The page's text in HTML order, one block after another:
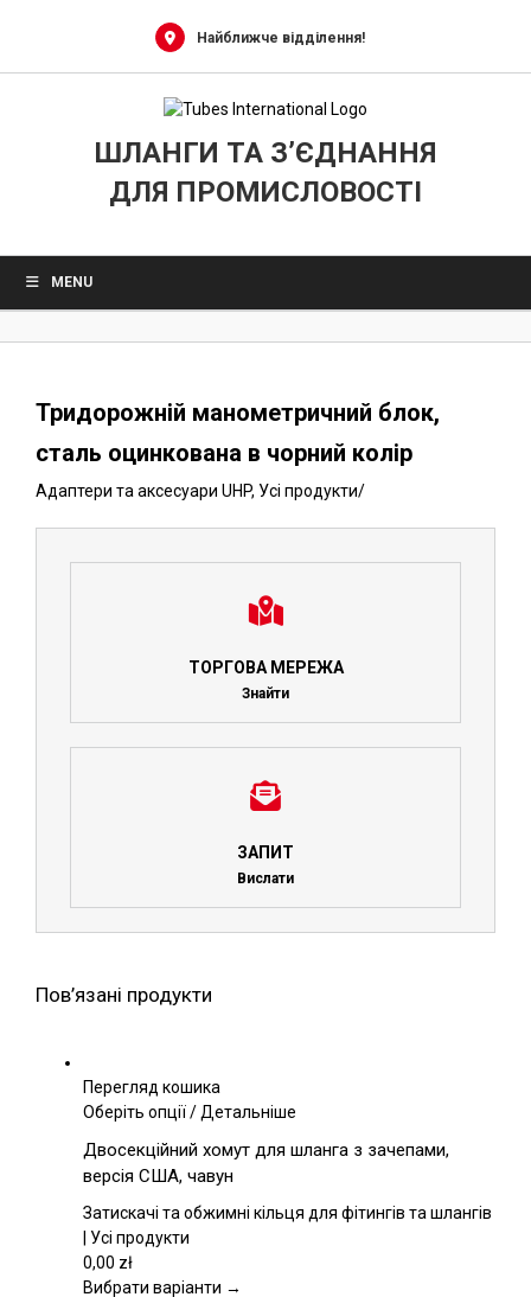
Найближче відділення!
ШЛАНГИ ТА З’ЄДНАННЯ
ДЛЯ ПРОМИСЛОВОСТІ
MENU
Тридорожній манометричний блок,
сталь оцинкована в чорний колір
Адаптери та аксесуари UHP, Усі продукти/
ТОРГОВА МЕРЕЖА
Знайти
ЗАПИТ
Вислати
Пов’язані продукти
Перегляд кошика
Оберіть опціїЦей
має
кілька
варіантів.
Параметри
вибрати
/Детальніше
Двосекційний хомут для шланга з зачепами,
версія США, чавун
Затискачі та обжимні кільця для фітингів та шлангів
| Усі продукти
0,00 zł
Вибрати варіанти →